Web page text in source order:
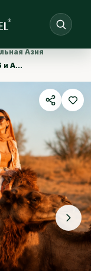
Азия
Другой Узбекистан: Сентоб и Айдаркуль